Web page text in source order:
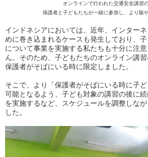
オンラインで行われた交通安全講習の
保護者と子どもたちが一緒に参加し、より賑
インドネシアにおいては、近年、インター
めに巻き込まれるケースも発生しており、
について事業を実施する私たちも十分に注
ん。そのため、子どもたちのオンライン講
保護者がそばにいる時に限定しました。
そこで、より「保護者がそばにいる時に子
可能となるよう、子ども対象の講習の後に
を実施するなど、スケジュールを調整しな
した。